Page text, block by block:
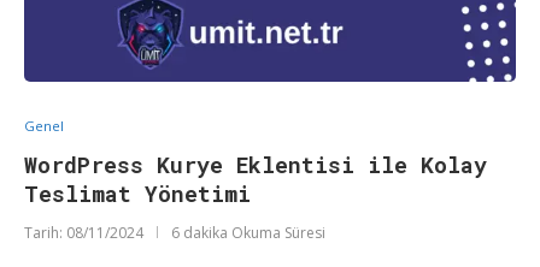
Genel
WordPress Kurye Eklentisi ile Kolay
Teslimat Yönetimi
Tarih: 08/11/2024 6 dakika Okuma Süresi